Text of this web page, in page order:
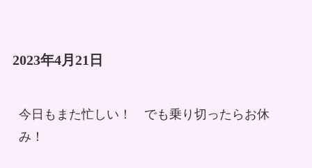
2023年4月21日
今日もまた忙しい！　でも乗り切ったらお休
み！